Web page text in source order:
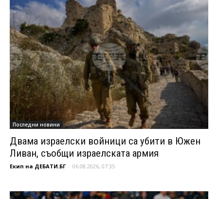
Последни новини
Двама израелски войници са убити в Южен
Ливан, съобщи израелската армия
Екип на ДЕБАТИ.БГ - 06.08.2026, 07:35